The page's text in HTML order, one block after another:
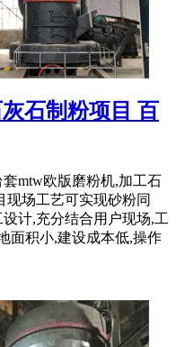
石制粉项目 百
mtw欧版磨粉机,加工石
现场工艺可实现砂粉同
计,充分结合用户现场,工
面积小,建设成本低,操作